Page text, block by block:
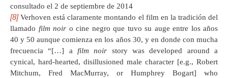
consultado el 2 de septiembre de 2014
[8]Verhoven está claramente montando el film en la tradición del
llamado film noir o cine negro que tuvo su auge entre los años
40 y 50 aunque comienza en los años 30, y en donde con mucha
frecuencia “[…] a film noir story was developed around a
cynical, hard-hearted, disillusioned male character [e.g., Robert
Mitchum, Fred MacMurray, or Humphrey Bogart] who